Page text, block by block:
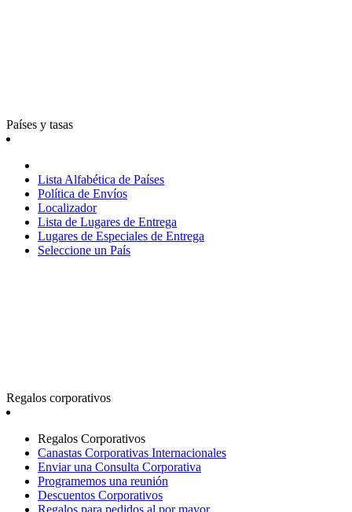
Países y tasas
Lista Alfabética de Países
Política de Envíos
Localizador
Lista de Lugares de Entrega
Lugares de Especiales de Entrega
Seleccione un País
Regalos corporativos
Regalos Corporativos
Canastas Corporativas Internacionales
Enviar una Consulta Corporativa
Programemos una reunión
Descuentos Corporativos
Regalos para pedidos al por mayor